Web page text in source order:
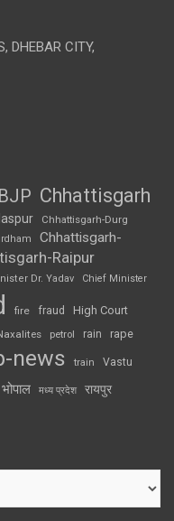
DHEBAR CITY,
BJP Chhattisgarh
Chhattisgarh-Durg
Chhattisgarh-
Raipur
Dr. Yadav Chief Minister
fire fraud High Court
petrol rain rape
news train Vastu
भोपाल मध्य प्रदेश रायपुर